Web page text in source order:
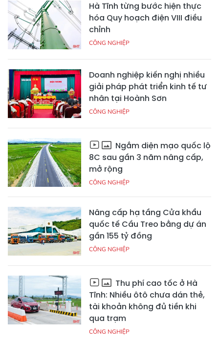
Hà Tĩnh từng bước hiện thực
hóa Quy hoạch điện VIII điều
chỉnh
CÔNG NGHIỆP
Doanh nghiệp kiến nghị nhiều
giải pháp phát triển kinh tế tư
nhân tại Hoành Sơn
CÔNG NGHIỆP
Ngắm diện mạo quốc lộ
8C sau gần 3 năm nâng cấp,
mở rộng
CÔNG NGHIỆP
Nâng cấp hạ tầng Cửa khẩu
quốc tế Cầu Treo bằng dự án
gần 155 tỷ đồng
CÔNG NGHIỆP
Thu phí cao tốc ở Hà
Tĩnh: Nhiều ôtô chưa dán thẻ,
tài khoản không đủ tiền khi
qua trạm
CÔNG NGHIỆP